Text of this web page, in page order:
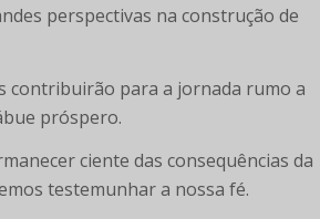
perspectivas na construção de
contribuirão para a jornada rumo a
próspero.
ciente das consequências da
testemunhar a nossa fé.